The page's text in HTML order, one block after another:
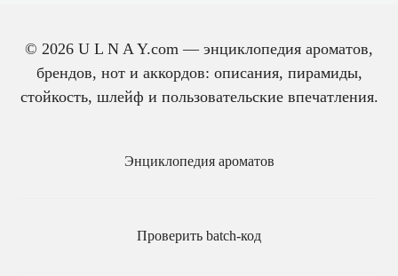
© 2026 U L N A Y.com — энциклопедия ароматов,
брендов, нот и аккордов: описания, пирамиды,
стойкость, шлейф и пользовательские впечатления.
Энциклопедия ароматов
Проверить batch-код